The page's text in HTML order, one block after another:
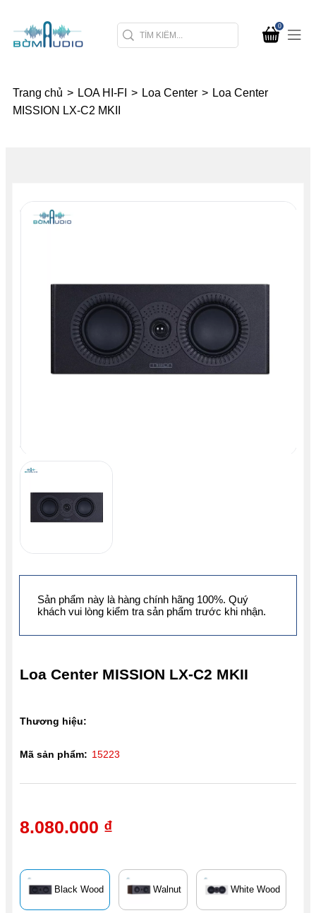
0
Trang chủ > LOA HI-FI > Loa Center > Loa Center
MISSION LX-C2 MKII
Loa Center MISSION LX-C2 MKII
Black Wood Walnut White Wood
8.080.000 ₫
Thương hiệu:
Mã sản phẩm: 15223
Sản phẩm này là hàng chính hãng 100%. Quý
khách vui lòng kiểm tra sản phẩm trước khi nhận.